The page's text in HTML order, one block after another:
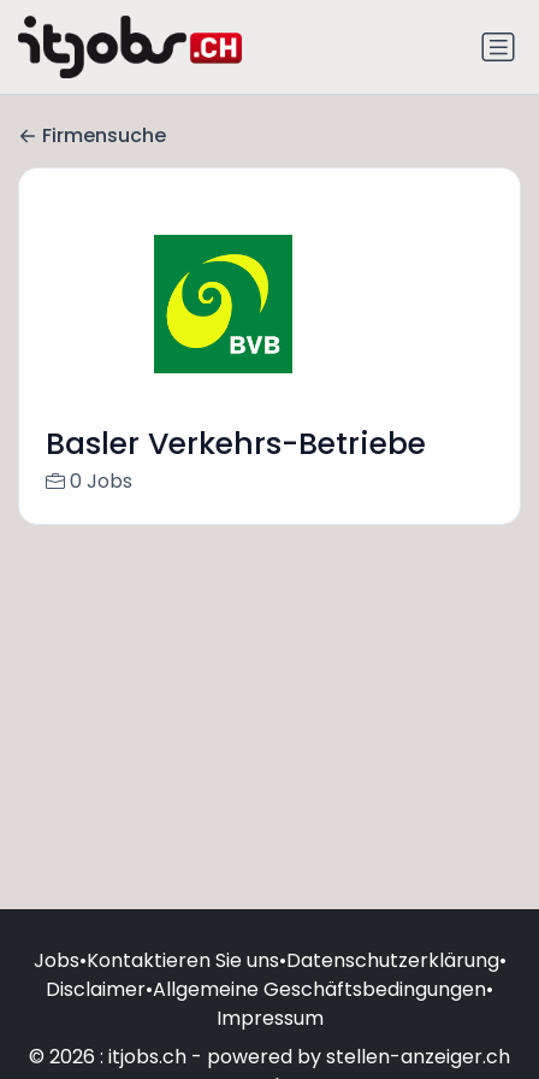
Firmensuche
Basler Verkehrs-Betriebe
0 Jobs
Jobs•Kontaktieren Sie uns•Datenschutzerklärung•
Disclaimer•Allgemeine Geschäftsbedingungen•
Impressum
© 2026 : itjobs.ch - powered by stellen-anzeiger.ch